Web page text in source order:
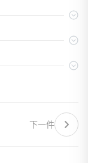
下一件